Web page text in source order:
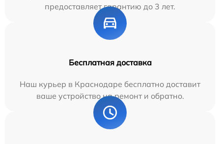
предоставляет гарантию до 3 лет.
Бесплатная доставка
Наш курьер в Краснодаре бесплатно доставит
ваше устройство на ремонт и обратно.